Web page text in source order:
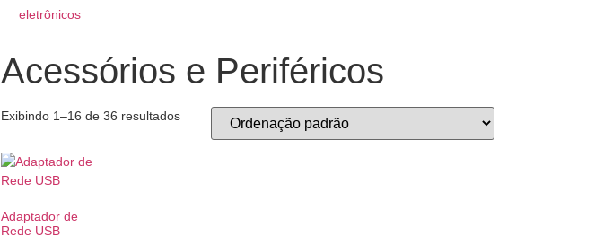
eletrônicos
Acessórios e Periféricos
Exibindo 1–16 de 36 resultados
Adaptador de
Rede USB